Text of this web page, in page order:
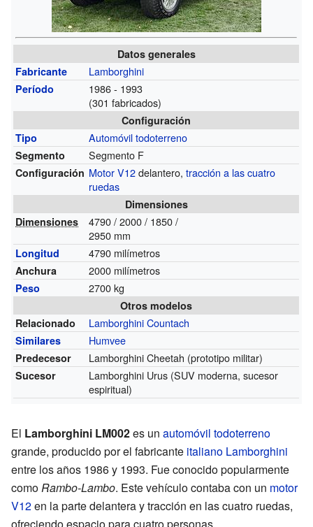
Datos generales
Fabricante
Lamborghini
Período
1986 - 1993
(301 fabricados)
Configuración
Tipo
Automóvil todoterreno
Segmento Segmento F
Configuración Motor V12delantero,tracción a las cuatro
ruedas
Dimensiones
Dimensiones
4790 / 2000 / 1850 /
2950 mm
Longitud 4790 milímetros
Anchura 2000 milímetros
Peso 2700 kg
Otros modelos
Relacionado
Lamborghini Countach
Similares Humvee
Predecesor Lamborghini Cheetah (prototipo militar)
Sucesor
Lamborghini Urus (SUV moderna, sucesor
espiritual)
El Lamborghini LM002es un automóvil todoterreno
grande, producido por el fabricante italiano Lamborghini
entre los años 1986 y 1993. Fue conocido popularmente
comoRambo-Lambo. Este vehículo contaba con un motor
V12en la parte delantera y tracción en las cuatro ruedas,
ofreciendo espacio para cuatro personas.